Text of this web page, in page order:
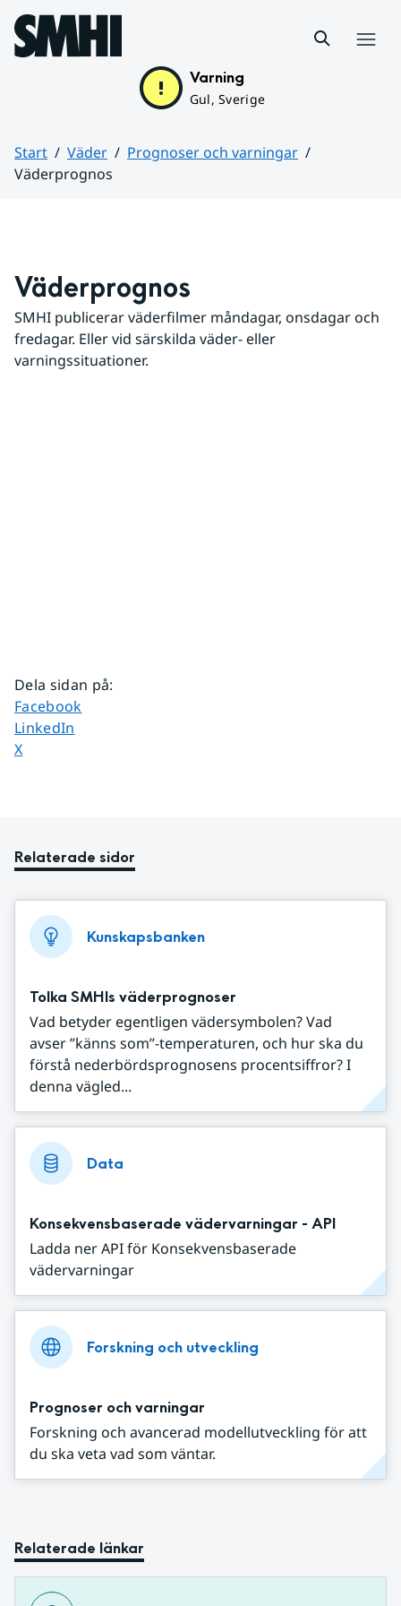
Hoppa till sidans innehåll
Varning
Gul, Sverige
Start Väder
Prognoser och varningar
Väderprognos
Väderprognos
SMHI publicerar väderfilmer måndagar, onsdagar och
fredagar. Eller vid särskilda väder- eller
varningssituationer.
Dela sidan på:
Dela sidan på
Facebook
Dela sidan på
LinkedIn
Dela sidan på
X
Relaterade sidor
Kunskapsbanken
Tolka SMHIs väderprognoser
Vad betyder egentligen vädersymbolen? Vad
avser ”känns som”-temperaturen, och hur ska du
förstå nederbördsprognosens procentsiffror? I
denna vägled...
Data
Konsekvensbaserade vädervarningar - API
Ladda ner API för Konsekvensbaserade
vädervarningar
Forskning och utveckling
Prognoser och varningar
Forskning och avancerad modellutveckling för att
du ska veta vad som väntar.
Relaterade länkar